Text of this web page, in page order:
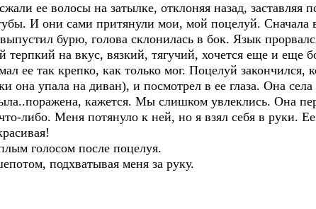
ее волосы на затылке, отклоняя назад, заставляя
И они сами притянули мои, мой поцелуй. Сначала
бурю, голова склонилась в бок. Язык
терпкий на вкус, вязкий, тягучий, хочется еще и еще
ее так крепко, как только мог. Поцелуй закончился,
она упала на диван), и посмотрел в ее глаза. Она
кажется. Мы слишком увлеклись. Она
что-либо. Меня потянуло к ней, но я взял себя в руки.
голосом после поцелуя.
подхватывая меня за руку.